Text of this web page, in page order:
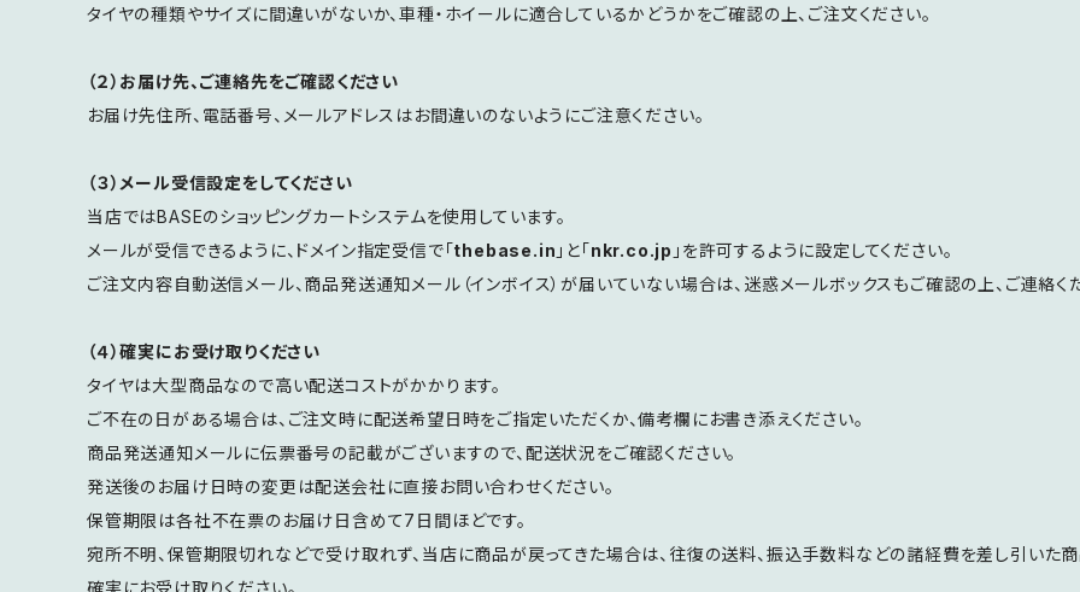
タイヤの種類やサイズに間違いがないか、車種・ホイールに適合しているかどうかをご確認の上、ご注文ください。
（２）お届け先、ご連絡先をご確認ください
お届け先住所、電話番号、メールアドレスはお間違いのないようにご注意ください。
（３）メール受信設定をしてください
当店ではBASEのショッピングカートシステムを使用しています。
メールが受信できるように、ドメイン指定受信で「thebase.in 」と「nkr.co.jp 」を許可するように設定してください。
ご注文内容自動送信メール、商品発送通知メール（インボイス）が届いていない場合は、迷惑メールボックスもご確認の上、ご連絡く
（４）確実にお受け取りください
タイヤは大型商品なので高い配送コストがかかります。
ご不在の日がある場合は、ご注文時に配送希望日時をご指定いただくか、備考欄にお書き添えください。
商品発送通知メールに伝票番号の記載がございますので、配送状況をご確認ください。
発送後のお届け日時の変更は配送会社に直接お問い合わせください。
保管期限は各社不在票のお届け日含めて7日間ほどです。
宛所不明、保管期限切れなどで受け取れず、当店に商品が戻ってきた場合は、往復の送料、振込手数料などの諸経費を差し引いた商
確実にお受け取りください。